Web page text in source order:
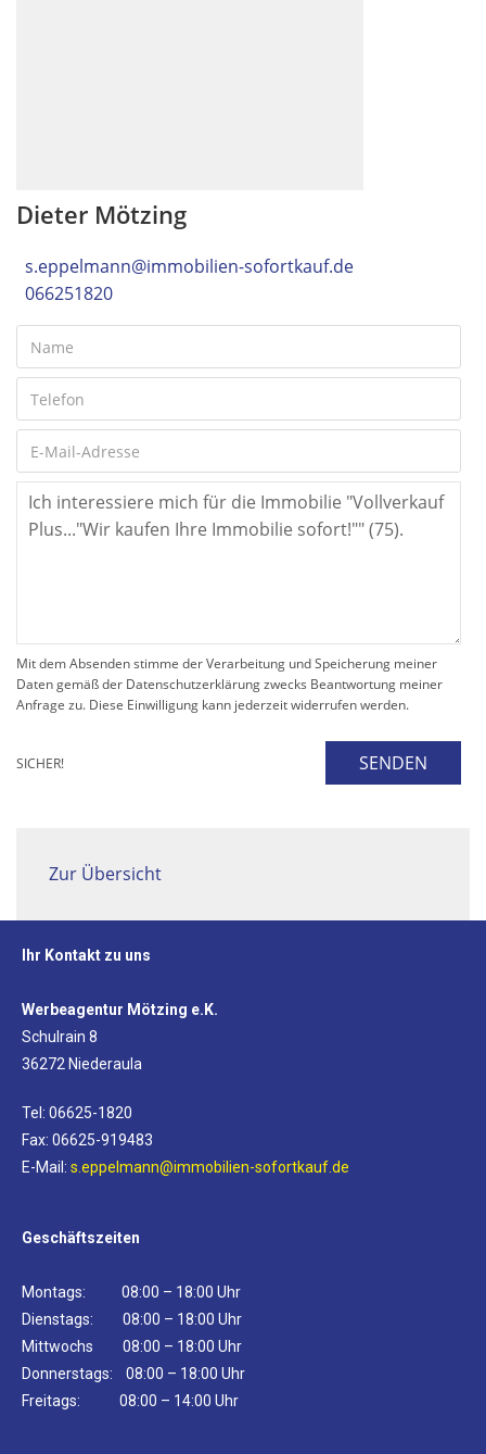
Dieter Mötzing
s.eppelmann@immobilien-sofortkauf.de
066251820
Mit dem Absenden stimme der Verarbeitung und Speicherung meiner
Daten gemäß der Datenschutzerklärung zwecks Beantwortung meiner
Anfrage zu. Diese Einwilligung kann jederzeit widerrufen werden.
SICHER! SENDEN
Zur Übersicht
Ihr Kontakt zu uns
Werbeagentur Mötzing e.K.
Schulrain 8
36272 Niederaula
Tel: 06625-1820
Fax: 06625-919483
E-Mail: s.eppelmann@immobilien-sofortkauf.de
Geschäftszeiten
Montags: 08:00 – 18:00 Uhr
Dienstags: 08:00 – 18:00 Uhr
Mittwochs 08:00 – 18:00 Uhr
Donnerstags: 08:00 – 18:00 Uhr
Freitags: 08:00 – 14:00 Uhr